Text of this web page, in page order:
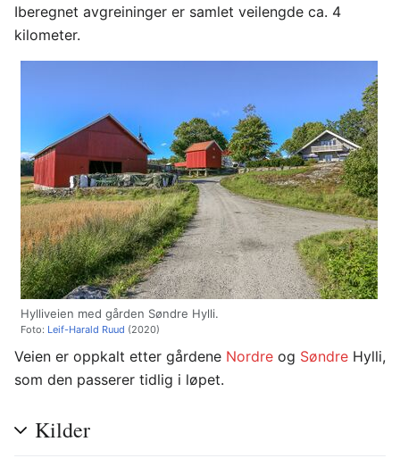
Iberegnet avgreininger er samlet veilengde ca. 4
kilometer.
Hylliveien med gården Søndre Hylli.
Foto: Leif-Harald Ruud (2020)
Veien er oppkalt etter gårdene Nordre og Søndre Hylli,
som den passerer tidlig i løpet.
Kilder